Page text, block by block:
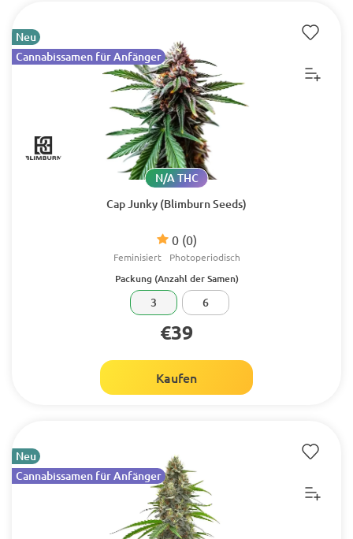
Neu
Cannabissamen für Anfänger
Cap Junky (Blimburn Seeds)
0 (0)
N/A THC
Feminisiert Photoperiodisch
Packung (Anzahl der Samen)
3 6
€39
Kaufen
Neu
Cannabissamen für Anfänger